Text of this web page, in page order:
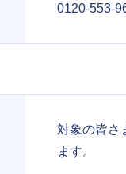
0120-553-
対象の皆さ
ます。